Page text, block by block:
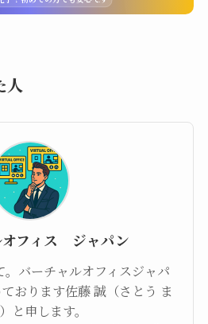
人
オフィス ジャパン
バーチャルオフィスジャパ
おります佐藤 誠（さとう ま
と申します。